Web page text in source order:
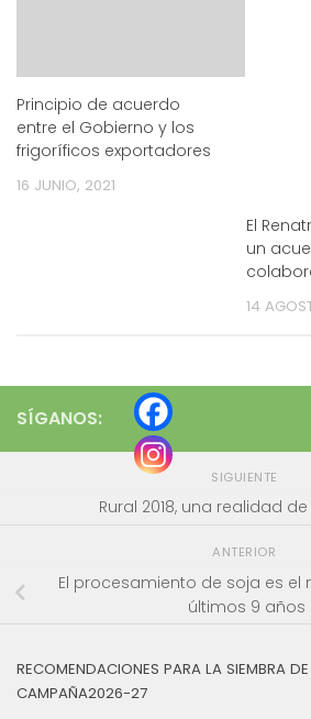
Principio de acuerdo
entre el Gobierno y los
frigoríficos exportadores
16 JUNIO, 2021
El
un
14
SÍGANOS:
SIGUIENTE
Rural 2018, una realidad
ANTERIOR
El procesamiento de soja es el
últimos 9 años
RECOMENDACIONES PARA LA SIEMBRA
CAMPAÑA2026-27